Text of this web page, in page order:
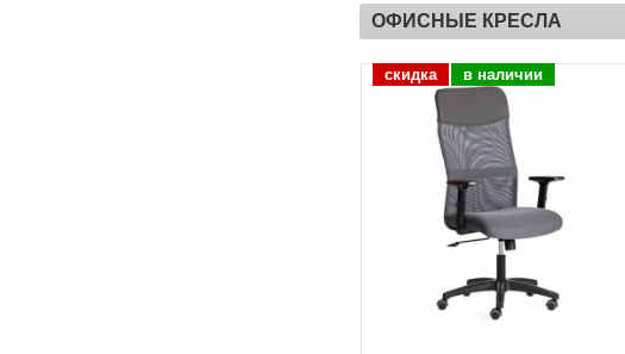
ОФИСНЫЕ КРЕСЛА
скидка в наличии